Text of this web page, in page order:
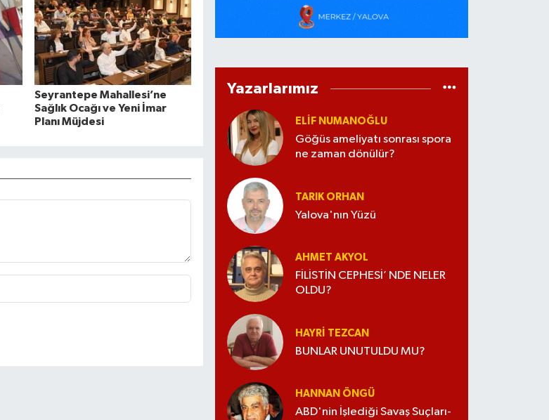
Seyrantepe Mahallesi’ne
Sağlık Ocağı ve Yeni İmar
Planı Müjdesi
Yazarlarımız
ELİF NUMANOĞLU
Göğüs ameliyatı sonrası spora
ne zaman dönülür?
TARIK ORHAN
Yalova'nın Yüzü
AHMET AKYOL
FİLİSTİN CEPHESİ’ NDE NELER
OLDU?
HAYRI TEZCAN
BUNLAR UNUTULDU MU?
HANNAN ÖNGÜ
ABD'nin İşlediği Savaş Suçları-